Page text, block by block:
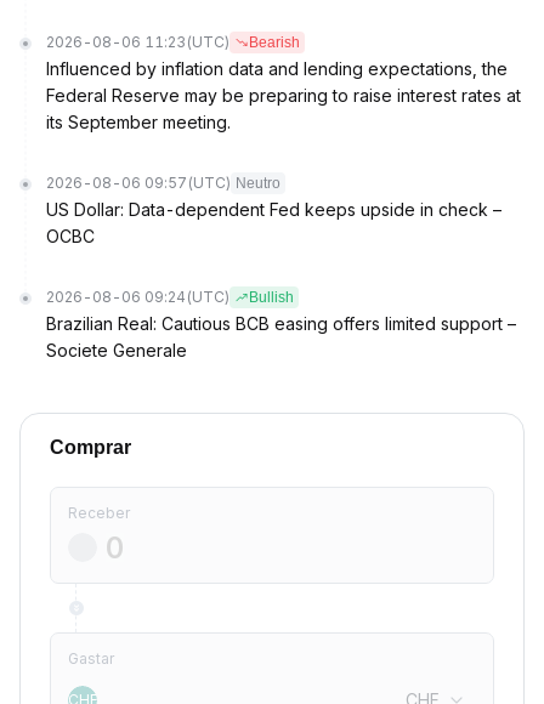
2026-08-06 11:23 (UTC) Bearish
Influenced by inflation data and lending expectations, the
Federal Reserve may be preparing to raise interest rates at
its September meeting.
2026-08-06 09:57 (UTC) Neutro
US Dollar: Data-dependent Fed keeps upside in check –
OCBC
2026-08-06 09:24 (UTC) Bullish
Brazilian Real: Cautious BCB easing offers limited support –
Societe Generale
Comprar
Receber
Gastar
CHF CHF